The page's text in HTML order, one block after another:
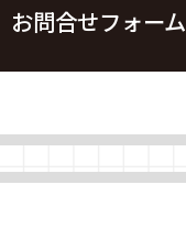
お問合せフォーム